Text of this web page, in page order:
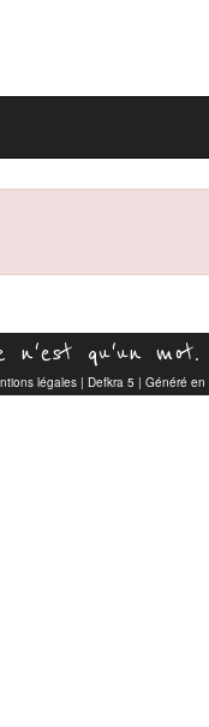
n'est qu'un
légales | Defkra 5 | Généré